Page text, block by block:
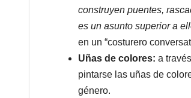
construyen puentes,
es un asunto superior a
en un “costurero
Uñas de colores: a
pintarse las uñas de
género.